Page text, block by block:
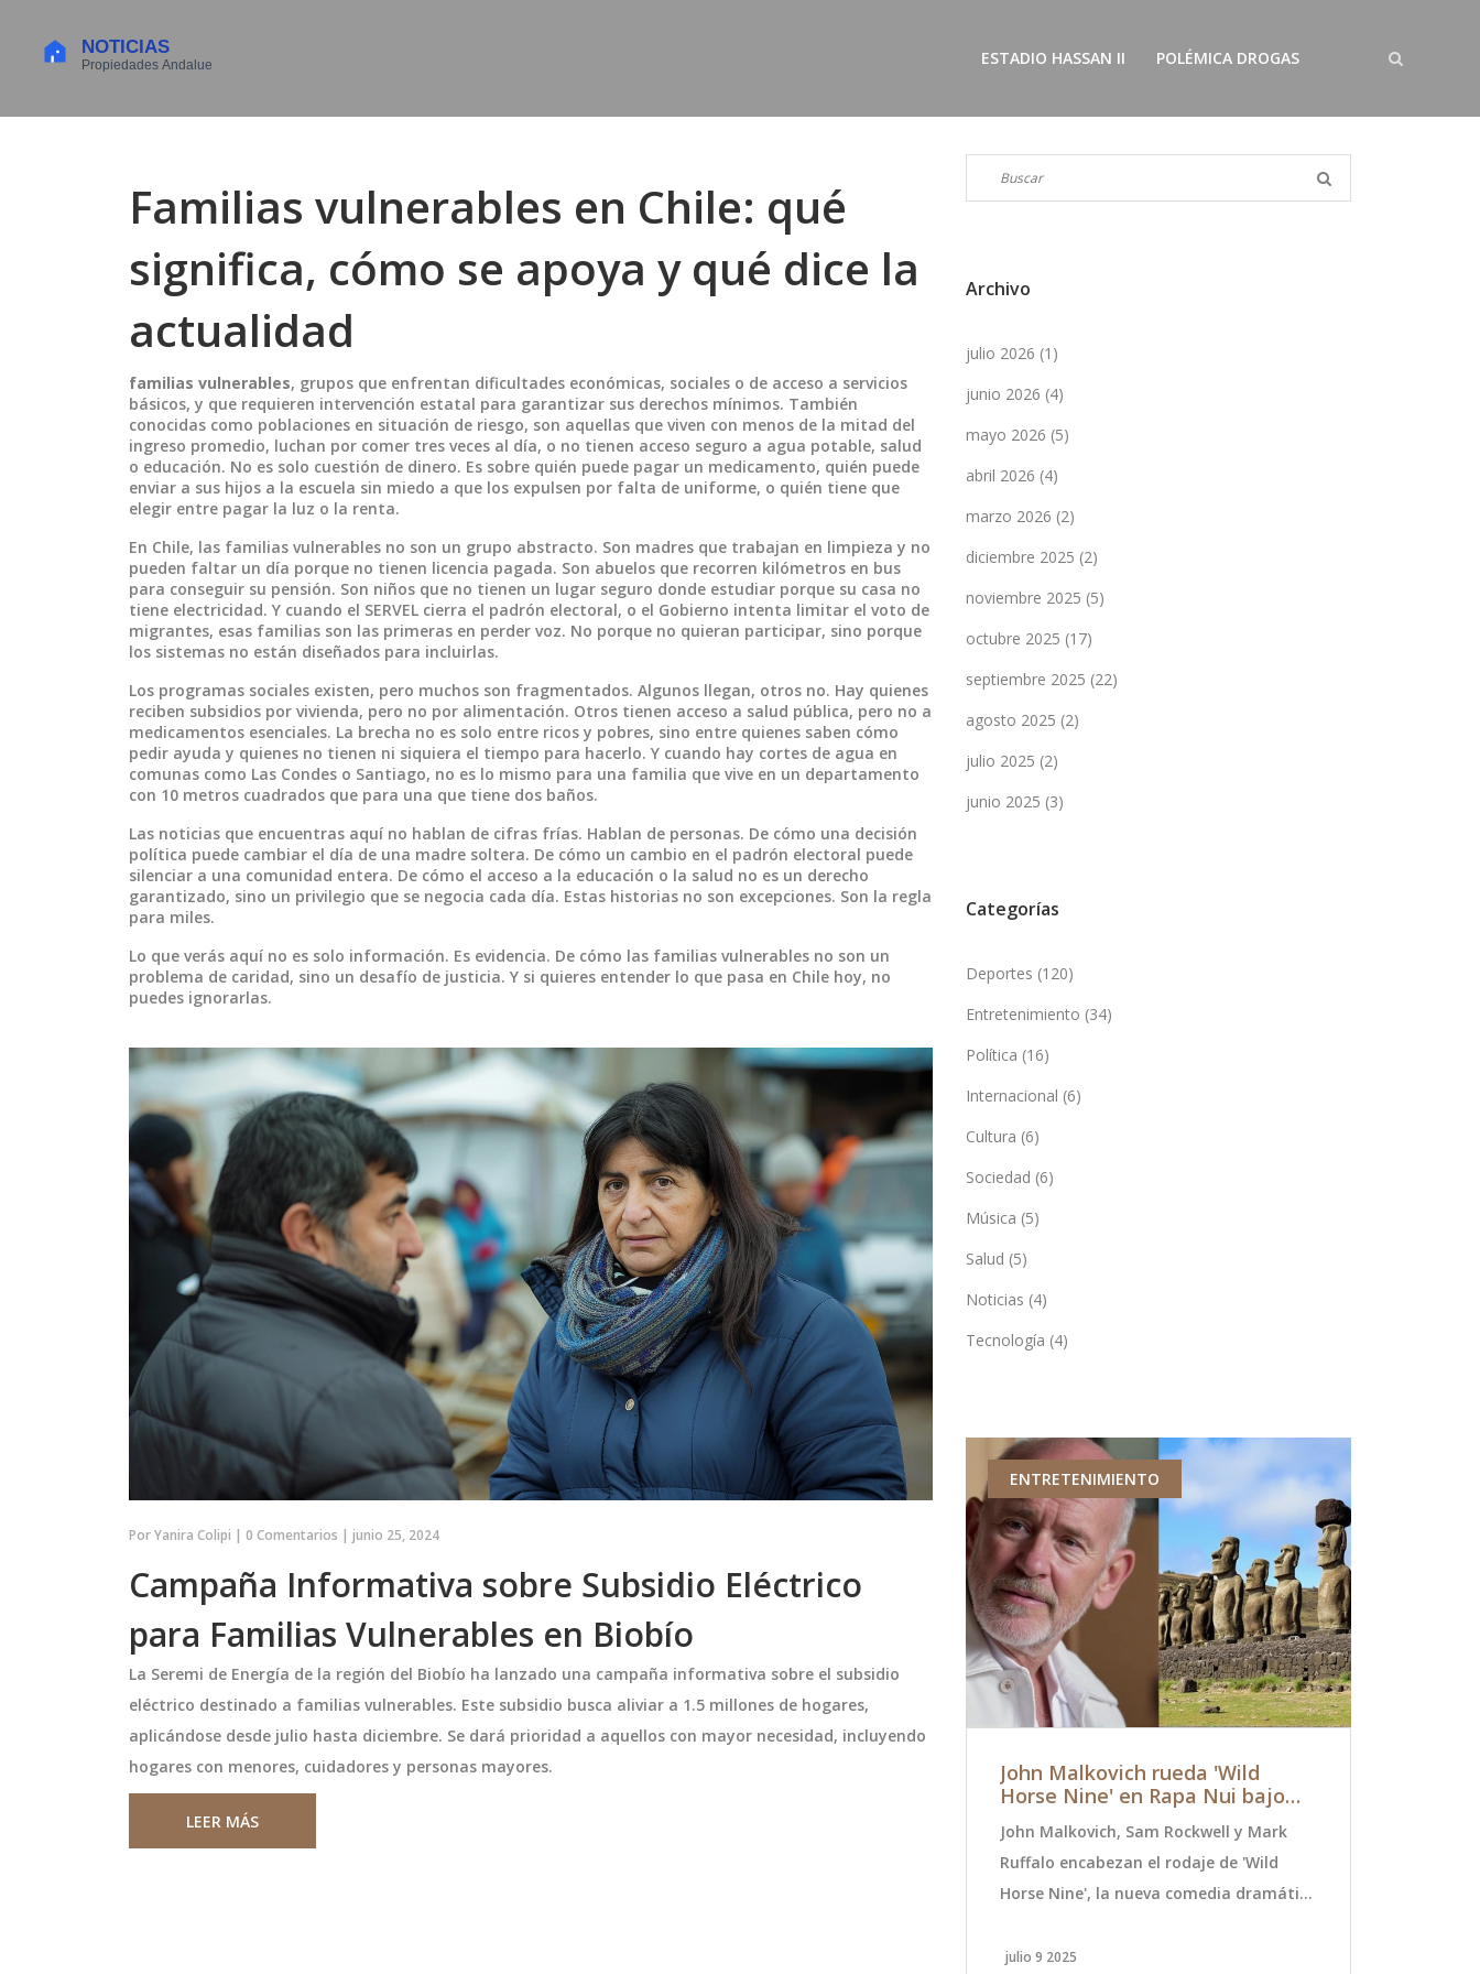
ESTADIO HASSAN II POLÉMICA DROGAS
Familias vulnerables en Chile: qué
significa, cómo se apoya y qué dice la
actualidad
familias vulnerables, grupos que enfrentan dificultades económicas, sociales o de acceso a servicios
básicos, y que requieren intervención estatal para garantizar sus derechos mínimos. También
conocidas como poblaciones en situación de riesgo, son aquellas que viven con menos de la mitad del
ingreso promedio, luchan por comer tres veces al día, o no tienen acceso seguro a agua potable, salud
o educación. No es solo cuestión de dinero. Es sobre quién puede pagar un medicamento, quién puede
enviar a sus hijos a la escuela sin miedo a que los expulsen por falta de uniforme, o quién tiene que
elegir entre pagar la luz o la renta.
En Chile, las familias vulnerables no son un grupo abstracto. Son madres que trabajan en limpieza y no
pueden faltar un día porque no tienen licencia pagada. Son abuelos que recorren kilómetros en bus
para conseguir su pensión. Son niños que no tienen un lugar seguro donde estudiar porque su casa no
tiene electricidad. Y cuando el SERVEL cierra el padrón electoral, o el Gobierno intenta limitar el voto de
migrantes, esas familias son las primeras en perder voz. No porque no quieran participar, sino porque
los sistemas no están diseñados para incluirlas.
Los programas sociales existen, pero muchos son fragmentados. Algunos llegan, otros no. Hay quienes
reciben subsidios por vivienda, pero no por alimentación. Otros tienen acceso a salud pública, pero no a
medicamentos esenciales. La brecha no es solo entre ricos y pobres, sino entre quienes saben cómo
pedir ayuda y quienes no tienen ni siquiera el tiempo para hacerlo. Y cuando hay cortes de agua en
comunas como Las Condes o Santiago, no es lo mismo para una familia que vive en un departamento
con 10 metros cuadrados que para una que tiene dos baños.
Las noticias que encuentras aquí no hablan de cifras frías. Hablan de personas. De cómo una decisión
política puede cambiar el día de una madre soltera. De cómo un cambio en el padrón electoral puede
silenciar a una comunidad entera. De cómo el acceso a la educación o la salud no es un derecho
garantizado, sino un privilegio que se negocia cada día. Estas historias no son excepciones. Son la regla
para miles.
Lo que verás aquí no es solo información. Es evidencia. De cómo las familias vulnerables no son un
problema de caridad, sino un desafío de justicia. Y si quieres entender lo que pasa en Chile hoy, no
puedes ignorarlas.
PorYanira Colipi | 0 Comentarios | junio 25, 2024
Campaña Informativa sobre Subsidio Eléctrico
para Familias Vulnerables en Biobío
La Seremi de Energía de la región del Biobío ha lanzado una campaña informativa sobre el subsidio
eléctrico destinado a familias vulnerables. Este subsidio busca aliviar a 1.5 millones de hogares,
aplicándose desde julio hasta diciembre. Se dará prioridad a aquellos con mayor necesidad, incluyendo
hogares con menores, cuidadores y personas mayores.
LEER MÁS
Archivo
julio 2026 (1)
junio 2026 (4)
mayo 2026 (5)
abril 2026 (4)
marzo 2026 (2)
diciembre 2025 (2)
noviembre 2025 (5)
octubre 2025 (17)
septiembre 2025 (22)
agosto 2025 (2)
julio 2025 (2)
junio 2025 (3)
Categorías
Deportes (120)
Entretenimiento (34)
Política (16)
Internacional (6)
Cultura (6)
Sociedad (6)
Música (5)
Salud (5)
Noticias (4)
Tecnología (4)
cómo ver
ENTRETENIMIENTO
Wilma González revela detalles
inéditos de su vida en la
Mansión Playboy y los famosos
En una reciente entrevista, la exmodelo
DEPORTES ENTRETENIMIENTO
John Malkovich rueda 'Wild
Horse Nine' en Rapa Nui bajo
el patrimonio
John Malkovich, Sam Rockwell y Mark
Ruffalo encabezan el rodaje de 'Wild
Horse Nine', la nueva comedia dramática
remota Isla de Pascua. El proyecto toma
julio 9 2025